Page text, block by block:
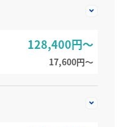
128,400円～
17,600円〜